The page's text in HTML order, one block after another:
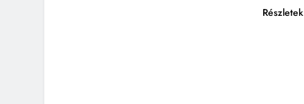
Részletek